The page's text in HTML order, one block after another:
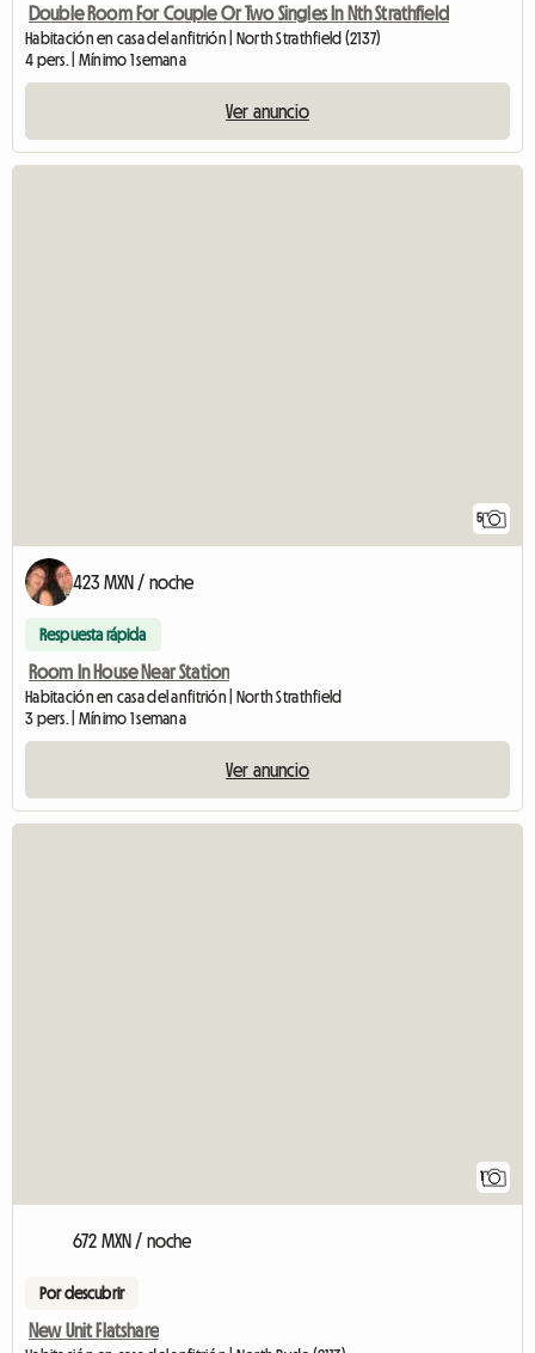
Double Room For Couple Or Two Singles In Nth Strathfield
Habitación en casa del anfitrión | North Strathfield (2137)
4 pers. | Mínimo 1 semana
Ver anuncio
5
423 MXN / noche
Respuesta rápida
Room In House Near Station
Habitación en casa del anfitrión | North Strathfield
3 pers. | Mínimo 1 semana
Ver anuncio
672 MXN / noche
Por descubrir
New Unit Flatshare